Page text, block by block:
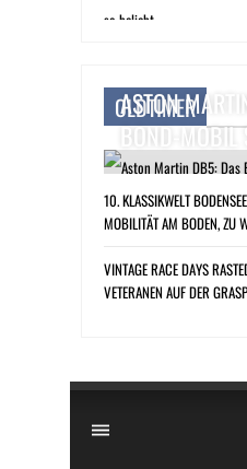
OLDTIMER
ASTON
BOND-MOBIL
10. KLASSIKWELT
MOBILITÄT AM BODEN, ZU
VINTAGE RACE DAYS
VETERANEN AUF DER